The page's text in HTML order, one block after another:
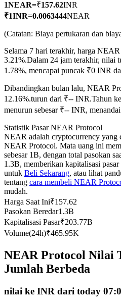
USDC Berjangka
Kontrak berjangka
Copy Trading
Bergabunglah dengan
1NEAR=₹157.62INR
₹1INR=0.0063444NEAR
(Catatan: Biaya pertukaran dan
Selama 7 hari terakhir, harga
3.21%.Dalam 24 jam terakhir, nilai
1.78%, mencapai puncak ₹0 INR
Dibandingkan bulan lalu, NEAR
12.16%.turun dari ₹-- INR.Tahun
menurun sebesar ₹-- INR,
Statistik Pasar NEAR Protocol
NEAR adalah cryptocurrency yang
NEAR Protocol. Mata uang ini
sebesar 1B, dengan total pasokan
1.3B, memberikan kapitalisasi
untuk Beli Sekarang, atau lihat
tentang cara membeli NEAR
mudah.
Harga Saat Ini₹157.62
Pasokan Beredar1.3B
Kapitalisasi Pasar₹203.77B
Volume(24h)₹465.95K
NEAR Protocol Nilai
Jumlah Berbeda
nilai ke INR dari today